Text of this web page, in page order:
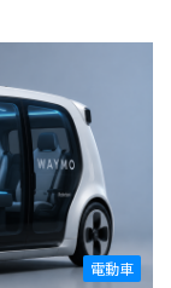
電動車